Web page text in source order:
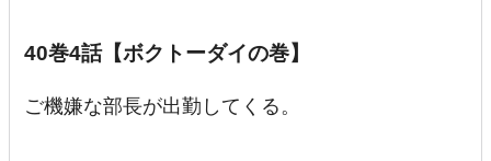
40巻4話【ボクトーダイの巻】
ご機嫌な部長が出勤してくる。